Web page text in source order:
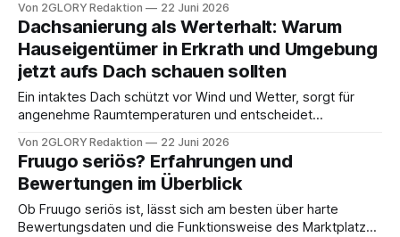
ein vertrauensvolles Erstgespräch. Wer in Deggendorf oder
im niederbayerischen Umland rechtlichen Beistand sucht,
steht oft unter Zeitdruck – sei es bei einem Vertragsstreit,
Forderungsausfall, Erbfall oder einer arbeitsrechtlichen
Von 2GLORY Redaktion 22 Juni 2026
Dachsanierung als Werterhalt: Warum
Hauseigentümer in Erkrath und Umgebung
jetzt aufs Dach schauen sollten
Ein intaktes Dach schützt vor Wind und Wetter, sorgt für
angenehme Raumtemperaturen und entscheidet
betrieben werden kann. Wer den Werterhalt seiner
Immobilie sichern möchte, sollte regelmäßig den Zustand
des Daches prüfen lassen. Steigende Energiepreise und
strengere gesetzliche Anforderungen führen dazu, dass
immer mehr Eigentümer
Von 2GLORY Redaktion 22 Juni 2026
Fruugo seriös? Erfahrungen und
Bewertungen im Überblick
Ob Fruugo seriös ist, lässt sich am besten über harte
Bewertungsdaten und die Funktionsweise des Marktplatzes